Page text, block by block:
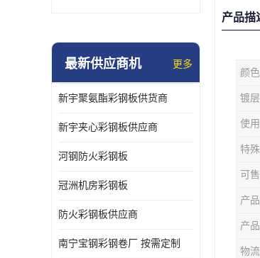
最新供应商机 更多
新宇聚氨酯彩钢板供货商
新宇夹心彩钢板供应商
河钢防火彩钢板
冠洲机房彩钢板
防火彩钢板供应商
南宁宝钢彩钢卷厂 按需定制
产品描
颜色
镀层
使
特
可
产
产
物流